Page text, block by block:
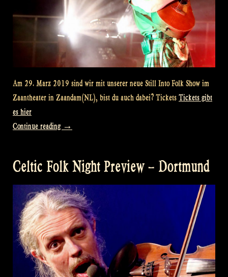
Am 29. Marz 2019 sind wir mit unserer neue Still Into Folk Show im
Zaantheater in Zaandam(NL), bist du auch dabei? Tickets Tickets gibt
es hier
Continue reading „Theater
Into
Folk
Zaandam“
→
Celtic Folk Night Preview – Dortmund